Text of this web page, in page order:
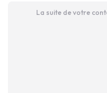
La suite de votre